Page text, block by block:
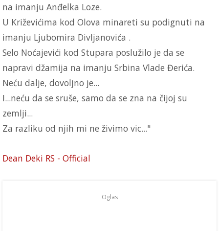
na imanju Anđelka Loze.
U Križevićima kod Olova minareti su podignuti na
imanju Ljubomira Divljanovića .
Selo Noćajevići kod Stupara poslužilo je da se
napravi džamija na imanju Srbina Vlade Đerića.
Neću dalje, dovoljno je...
I...neću da se sruše, samo da se zna na čijoj su
zemlji...
Za razliku od njih mi ne živimo vic..."
Dean Deki RS - Official
Oglas